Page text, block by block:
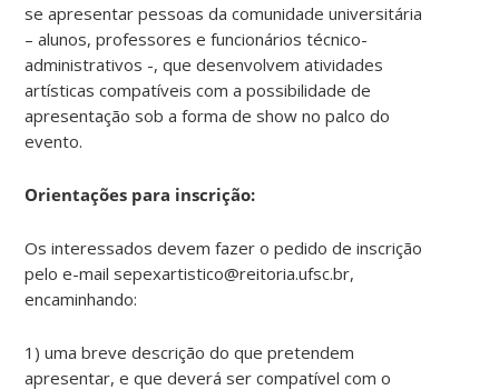
se apresentar pessoas da comunidade universitária
– alunos, professores e funcionários técnico-
administrativos -, que desenvolvem atividades
artísticas compatíveis com a possibilidade de
apresentação sob a forma de show no palco do
evento.
Orientações para inscrição:
Os interessados devem fazer o pedido de inscrição
pelo e-mail sepexartistico@reitoria.ufsc.br,
encaminhando:
1) uma breve descrição do que pretendem
apresentar, e que deverá ser compatível com o